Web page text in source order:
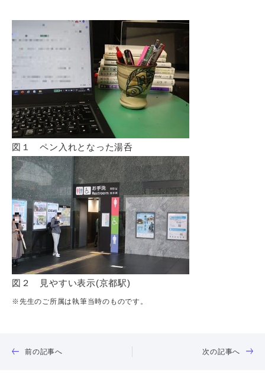
図１ ペン入れとなった湯呑
図２ 見やすい表示(京都駅)
※先生のご所属は執筆当時のものです。
前の記事へ 次の記事へ